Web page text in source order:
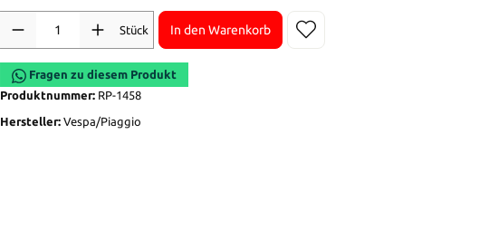
Stück
In den Warenkorb
Fragen zu diesem Produkt
Produktnummer: RP-1458
Hersteller: Vespa/Piaggio